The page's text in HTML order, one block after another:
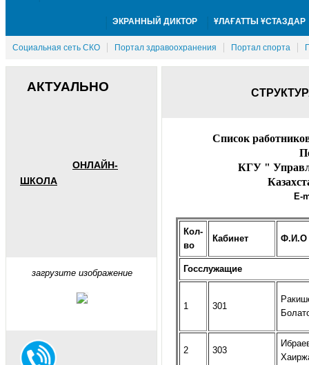
ЭКРАННЫЙ ДИКТОР ҰЛАҒАТТЫ ҰСТАЗДАР
Социальная сеть СКО Портал здравоохранения Портал спорта
АКТУАЛЬНО
ОНЛАЙН-
ШКОЛА
загрузите изображение
Список
КГУ "
E-
Кол-
во
Кабинет Ф.И.О
Госслужащие
1 301
2 303